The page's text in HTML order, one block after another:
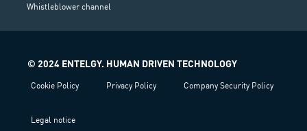
Whistleblower channel
© 2024 ENTELGY. HUMAN DRIVEN TECHNOLOGY
Cookie Policy Privacy Policy Company Security Policy
Legal notice